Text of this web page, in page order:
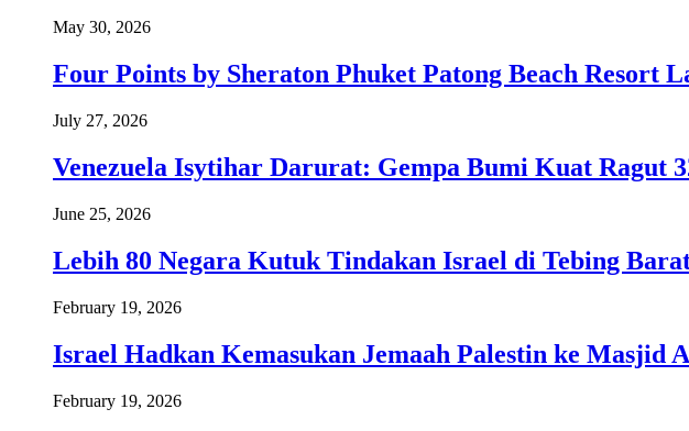
May 30, 2026
Four Points by Sheraton Phuket Patong Beach
July 27, 2026
Venezuela Isytihar Darurat: Gempa Bumi Kuat Ragut
June 25, 2026
Lebih 80 Negara Kutuk Tindakan Israel di Tebing
February 19, 2026
Israel Hadkan Kemasukan Jemaah Palestin ke Masjid
February 19, 2026